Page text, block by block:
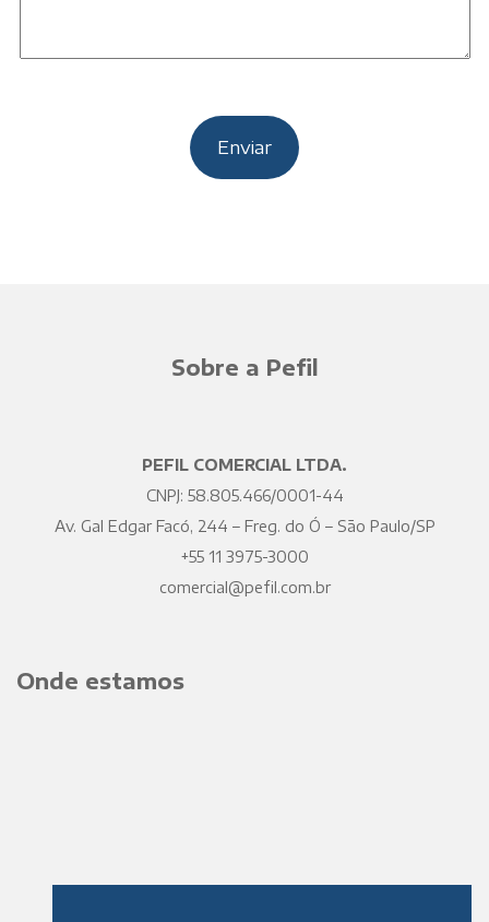
Sobre a Pefil
PEFIL COMERCIAL LTDA.
CNPJ: 58.805.466/0001-44
Av. Gal Edgar Facó, 244 – Freg. do Ó – São Paulo/SP
+55 11 3975-3000
comercial@pefil.com.br
Onde estamos